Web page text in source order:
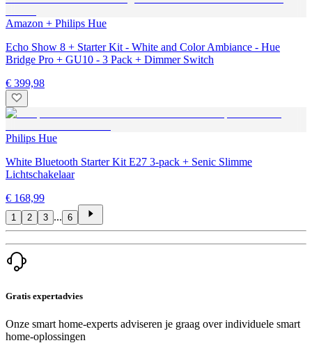
Amazon + Philips Hue
Echo Show 8 + Starter Kit - White and Color Ambiance - Hue
Bridge Pro + GU10 - 3 Pack + Dimmer Switch
€ 399,98
Philips Hue
White Bluetooth Starter Kit E27 3-pack + Senic Slimme
Lichtschakelaar
€ 168,99
1 2 3 ... 6
Gratis expertadvies
Onze smart home-experts adviseren je graag over individuele smart
home-oplossingen